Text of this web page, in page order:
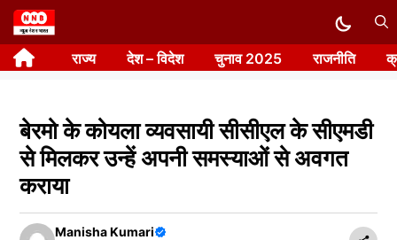
Skip
to
content राज्य देश – विदेश चुनाव 2025 राजनीति
बेरमो के कोयला व्यवसायी सीसीएल के सीएमडी
से मिलकर उन्हें अपनी समस्याओं से अवगत
कराया
Manisha Kumari